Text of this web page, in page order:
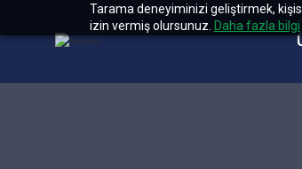
Tarama deneyiminizi geliştirmek,
izin vermiş olursunuz. Daha fazla bilgi